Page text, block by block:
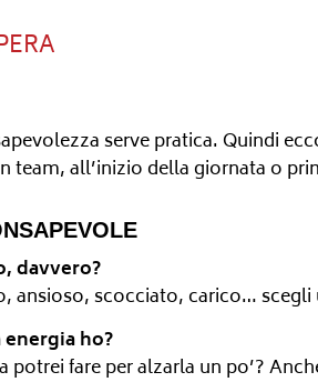
serve pratica. Quindi
team, all’inizio della giornata o
davvero?
ansioso, scocciato, carico…
energia ho?
potrei fare per alzarla un po’?